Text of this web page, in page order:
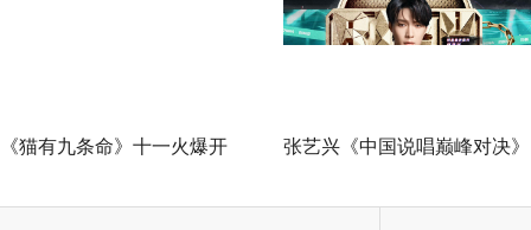
式当代艺术大展全新玩法
《猫有九条命》十一火爆开 张艺兴《中国说唱巅峰对决》